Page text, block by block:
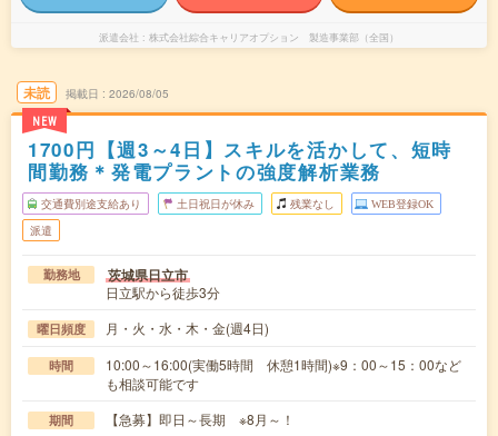
派遣会社 株式会社綜合キャリアオプション 製造事業部（全国）
未読
NEW
掲載日 2026/08/05
1700円【週3～4日】スキルを活かして、短時
間勤務＊発電プラントの強度解析業務
交通費別途支給あり 土日祝日が休み 残業なし WEB登録OK
派遣
勤務地 茨城県日立市
日立駅から徒歩3分
曜日頻度 月・火・水・木・金(週4日)
時間
10:00～16:00(実働5時間 休憩1時間)※9：00～15：00など
も相談可能です
期間 【急募】即日～長期 ※8月～！